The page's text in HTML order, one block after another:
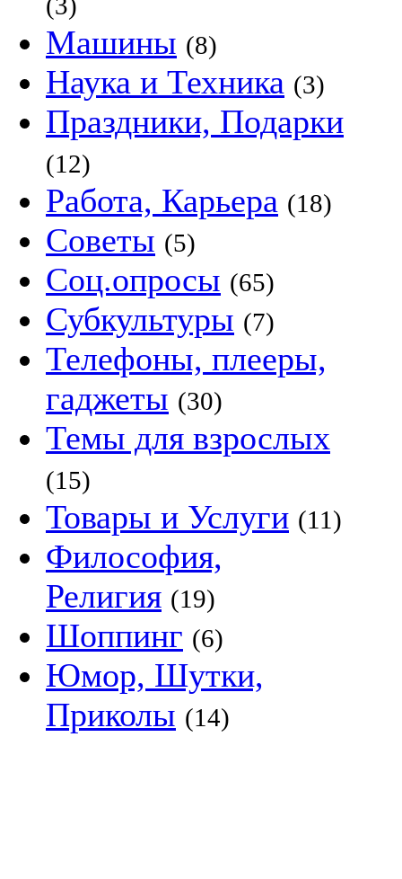
Машины (8)
Наука и Техника (3)
Праздники, Подарки
(12)
Работа, Карьера (18)
Советы (5)
Соц.опросы (65)
Субкультуры (7)
Телефоны, плееры,
гаджеты (30)
Темы для взрослых
(15)
Товары и Услуги (11)
Философия,
Религия (19)
Шоппинг (6)
Юмор, Шутки,
Приколы (14)